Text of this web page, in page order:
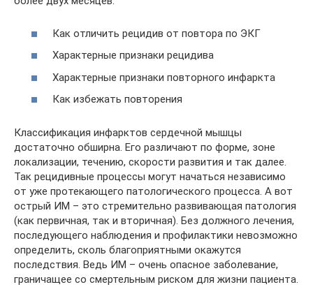
Как отличить рецидив от повтора по ЭКГ
Характерные признаки рецидива
Характерные признаки повторного инфаркта
Как избежать повторения
Классификация инфарктов сердечной мышцы
достаточно обширна. Его различают по форме, зоне
локализации, течению, скорости развития и так далее.
Так рецидивные процессы могут начаться независимо
от уже протекающего патологического процесса. А вот
острый ИМ – это стремительно развивающая патология
(как первичная, так и вторичная). Без должного лечения,
последующего наблюдения и профилактики невозможно
определить, сколь благоприятными окажутся
последствия. Ведь ИМ – очень опасное заболевание,
граничащее со смертельным риском для жизни пациента.